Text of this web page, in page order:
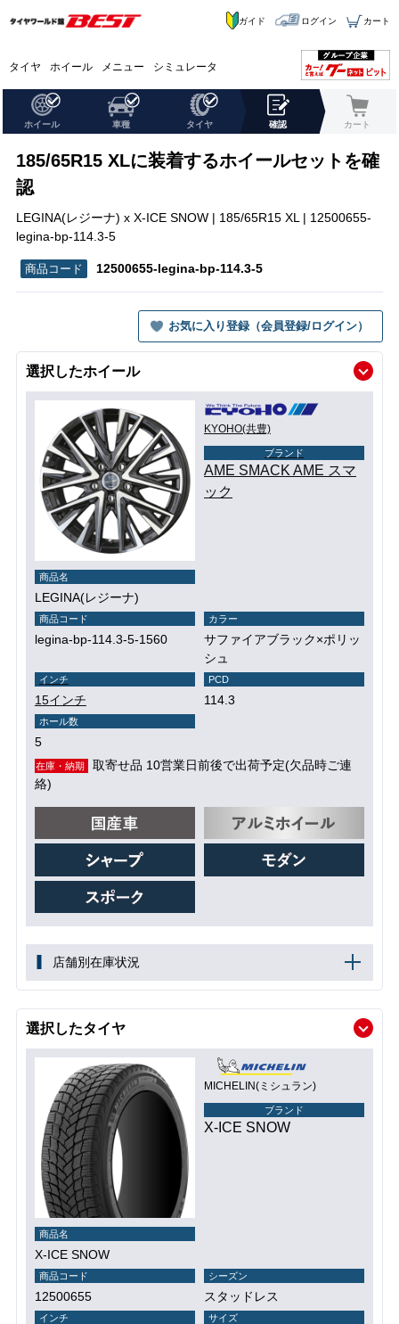
タイヤ ホイール メニュー シミュレータ
ガイド ログイン カート
ホイール 車種 タイヤ 確認 カート
185/65R15 XLに装着するホイールセットを確
認
LEGINA(レジーナ) x X-ICE SNOW | 185/65R15 XL | 12500655-
legina-bp-114.3-5
12500655-legina-bp-114.3-5
お気に入り登録（会員登録/ログイン）
選択したホイール
KYOHO(共豊)
ブランド
AME SMACK AME スマ
ック
商品名
LEGINA(レジーナ)
商品コード
legina-bp-114.3-5-1560
カラー
サファイアブラック×ポリッ
シュ
インチ
15インチ
PCD
114.3
ホール数
5
在庫・納期
取寄せ品 10営業日前後で出荷予定(欠品時ご連
絡)
店舗別在庫状況
選択したタイヤ
MICHELIN(ミシュラン)
ブランド
X-ICE SNOW
商品名
X-ICE SNOW
商品コード
12500655
シーズン
スタッドレス
インチ サイズ